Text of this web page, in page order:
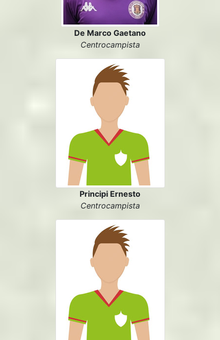
De Marco Gaetano
Centrocampista
Principi Ernesto
Centrocampista